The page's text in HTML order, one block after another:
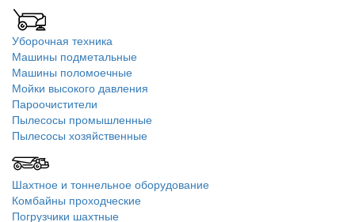
Уборочная техника
Машины подметальные
Машины поломоечные
Мойки высокого давления
Пароочистители
Пылесосы промышленные
Пылесосы хозяйственные
Шахтное и тоннельное оборудование
Комбайны проходческие
Погрузчики шахтные